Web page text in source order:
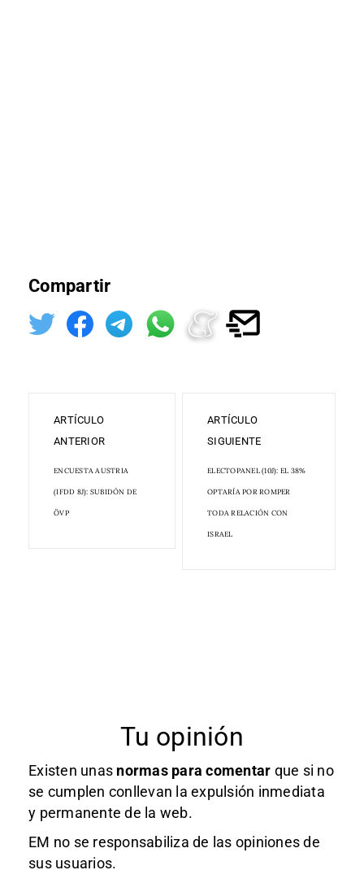
Compartir
ARTÍCULO
ANTERIOR
ENCUESTA AUSTRIA
(IFDD 8J): SUBIDÓN DE
ÖVP
ARTÍCULO
SIGUIENTE
ELECTOPANEL (10J): EL 38%
OPTARÍA POR ROMPER
TODA RELACIÓN CON
ISRAEL
Tu opinión
Existen unas normas para comentar que si no
se cumplen conllevan la expulsión inmediata
y permanente de la web.
EM no se responsabiliza de las opiniones de
sus usuarios.